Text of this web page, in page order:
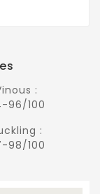
:
96/100
:
98/100